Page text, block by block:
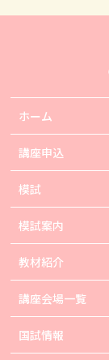
ホーム
講座申込
模試
模試案内
教材紹介
講座会場一覧
国試情報